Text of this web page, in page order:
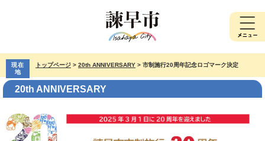
先
で
す。
を
ば
本
文
現在
地
トップページ > 20th ANNIVERSARY > 市制施行20周年記念ロゴマーク決定
20th ANNIVERSARY